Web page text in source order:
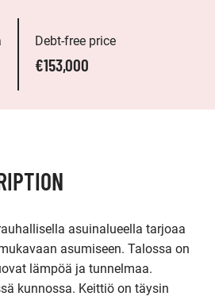
Debt-free price
€153,000
asuinalueella tarjoaa
asumiseen. Talossa on
lämpöä ja tunnelmaa.
kunnossa. Keittiö on täysin